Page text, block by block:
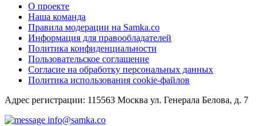
О проекте
Наша команда
Правила модерации на Samka.co
Информация для правообладателей
Политика конфиденциальности
Пользовательское соглашение
Согласие на обработку персональных данных
Политика использования cookie-файлов
Адрес регистрации: 115563 Москва ул. Генерала Белова, д. 7
info@samka.co